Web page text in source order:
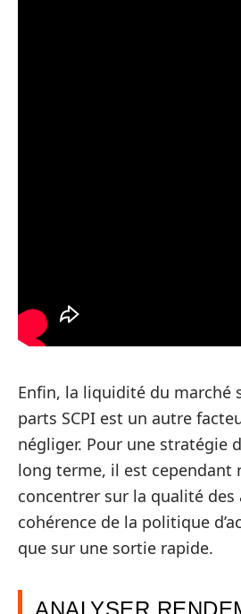
Enfin, la liquidité du marché
parts SCPI est un autre
négliger. Pour une stratégie
long terme, il est cependant
concentrer sur la qualité des
cohérence de la politique
que sur une sortie rapide.